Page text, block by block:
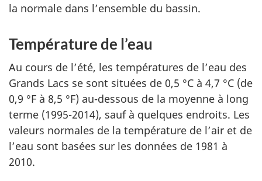
la normale dans l’ensemble du bassin.
Température de l’eau
Au cours de l’été, les températures de l’eau des
Grands Lacs se sont situées de 0,5 °C à 4,7 °C (de
0,9 °F à 8,5 °F) au-dessous de la moyenne à long
terme (1995-2014), sauf à quelques endroits. Les
valeurs normales de la température de l’air et de
l’eau sont basées sur les données de 1981 à
2010.